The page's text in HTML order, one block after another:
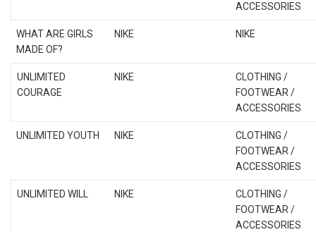
ACCESSORIES
WHAT ARE GIRLS
MADE OF?
NIKE NIKE
UNLIMITED
COURAGE
NIKE
CLOTHING /
FOOTWEAR /
ACCESSORIES
UNLIMITED YOUTH NIKE
CLOTHING /
FOOTWEAR /
ACCESSORIES
UNLIMITED WILL NIKE
CLOTHING /
FOOTWEAR /
ACCESSORIES